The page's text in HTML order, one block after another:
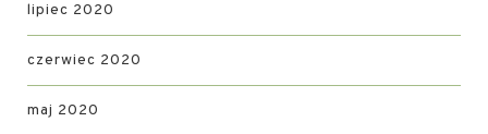
lipiec 2020
czerwiec 2020
maj 2020